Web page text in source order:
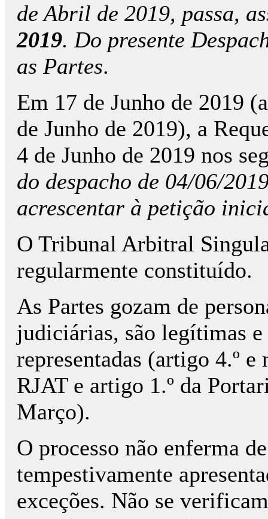
de Abril de 2019, passa,
2019. Do presente
as Partes.
Em 17 de Junho de 2019
de Junho de 2019), a
4 de Junho de 2019 nos
do despacho de 04/06/
acrescentar à petição
O Tribunal Arbitral
regularmente constituído.
As Partes gozam de
judiciárias, são legítimas e
representadas (artigo 4.º e
RJAT e artigo 1.º da
Março).
O processo não enferma
tempestivamente
exceções. Não se